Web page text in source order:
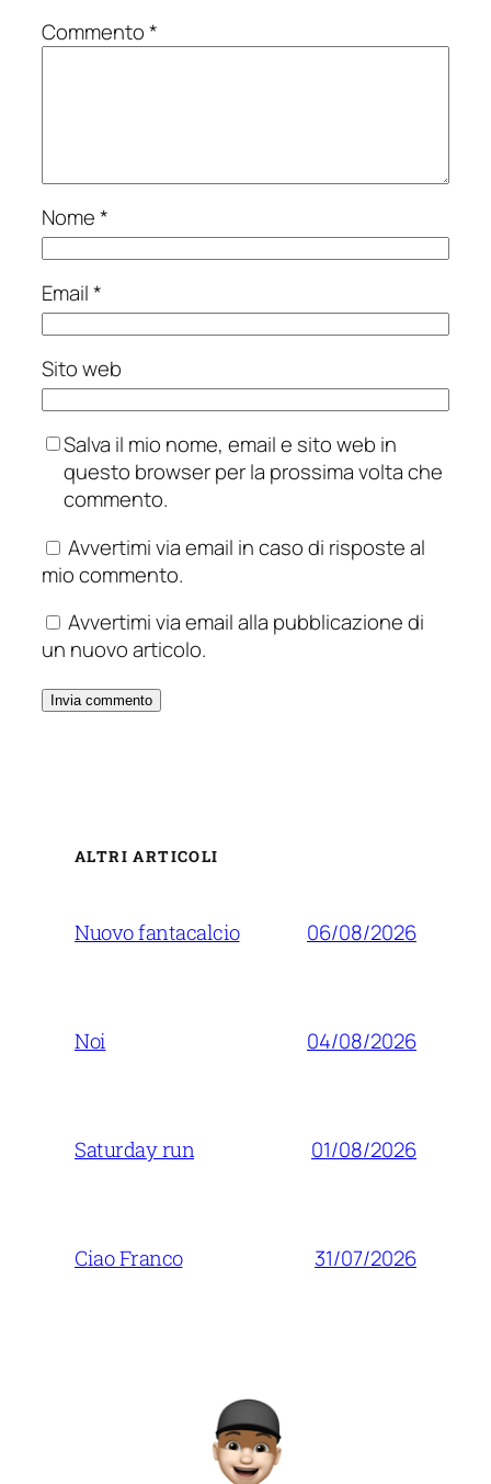
Commento*
Nome*
Email*
Sito web
Salva il mio nome, email e sito web in
questo browser per la prossima volta che
commento.
Avvertimi via email in caso di risposte al
mio commento.
Avvertimi via email alla pubblicazione di
un nuovo articolo.
ALTRI ARTICOLI
Nuovo fantacalcio 06/08/2026
Noi 04/08/2026
Saturday run 01/08/2026
Ciao Franco 31/07/2026